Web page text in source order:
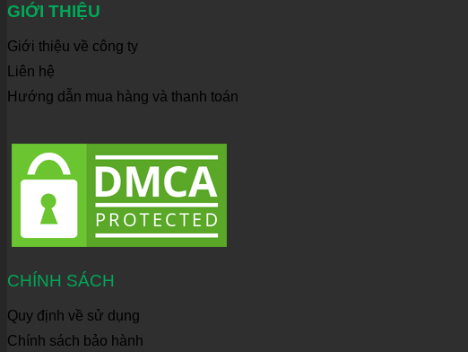
GIỚI THIỆU
Giới thiệu về công ty
Liên hệ
Hướng dẫn mua hàng và thanh toán
CHÍNH SÁCH
Quy định về sử dụng
Chính sách bảo hành